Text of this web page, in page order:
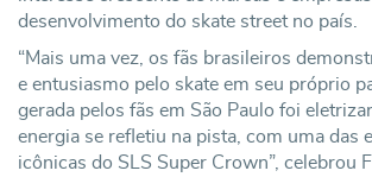
desenvolvimento do skate street no país.
“Mais uma vez, os fãs brasileiros
e entusiasmo pelo skate em seu próprio
gerada pelos fãs em São Paulo foi
energia se refletiu na pista, com uma das
icônicas do SLS Super Crown”, celebrou